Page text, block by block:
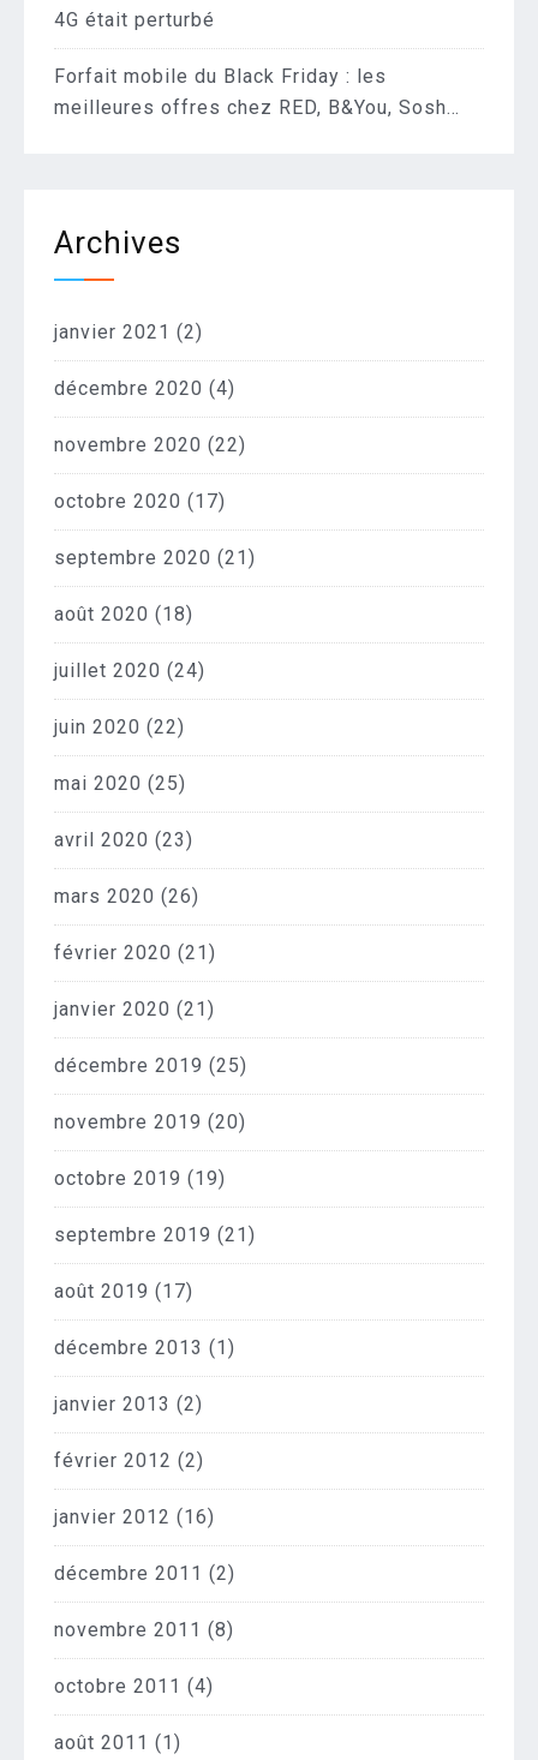
4G était perturbé
Forfait mobile du Black Friday : les
meilleures offres chez RED, B&You, Sosh…
Archives
janvier 2021 (2)
décembre 2020 (4)
novembre 2020 (22)
octobre 2020 (17)
septembre 2020 (21)
août 2020 (18)
juillet 2020 (24)
juin 2020 (22)
mai 2020 (25)
avril 2020 (23)
mars 2020 (26)
février 2020 (21)
janvier 2020 (21)
décembre 2019 (25)
novembre 2019 (20)
octobre 2019 (19)
septembre 2019 (21)
août 2019 (17)
décembre 2013 (1)
janvier 2013 (2)
février 2012 (2)
janvier 2012 (16)
décembre 2011 (2)
novembre 2011 (8)
octobre 2011 (4)
août 2011 (1)